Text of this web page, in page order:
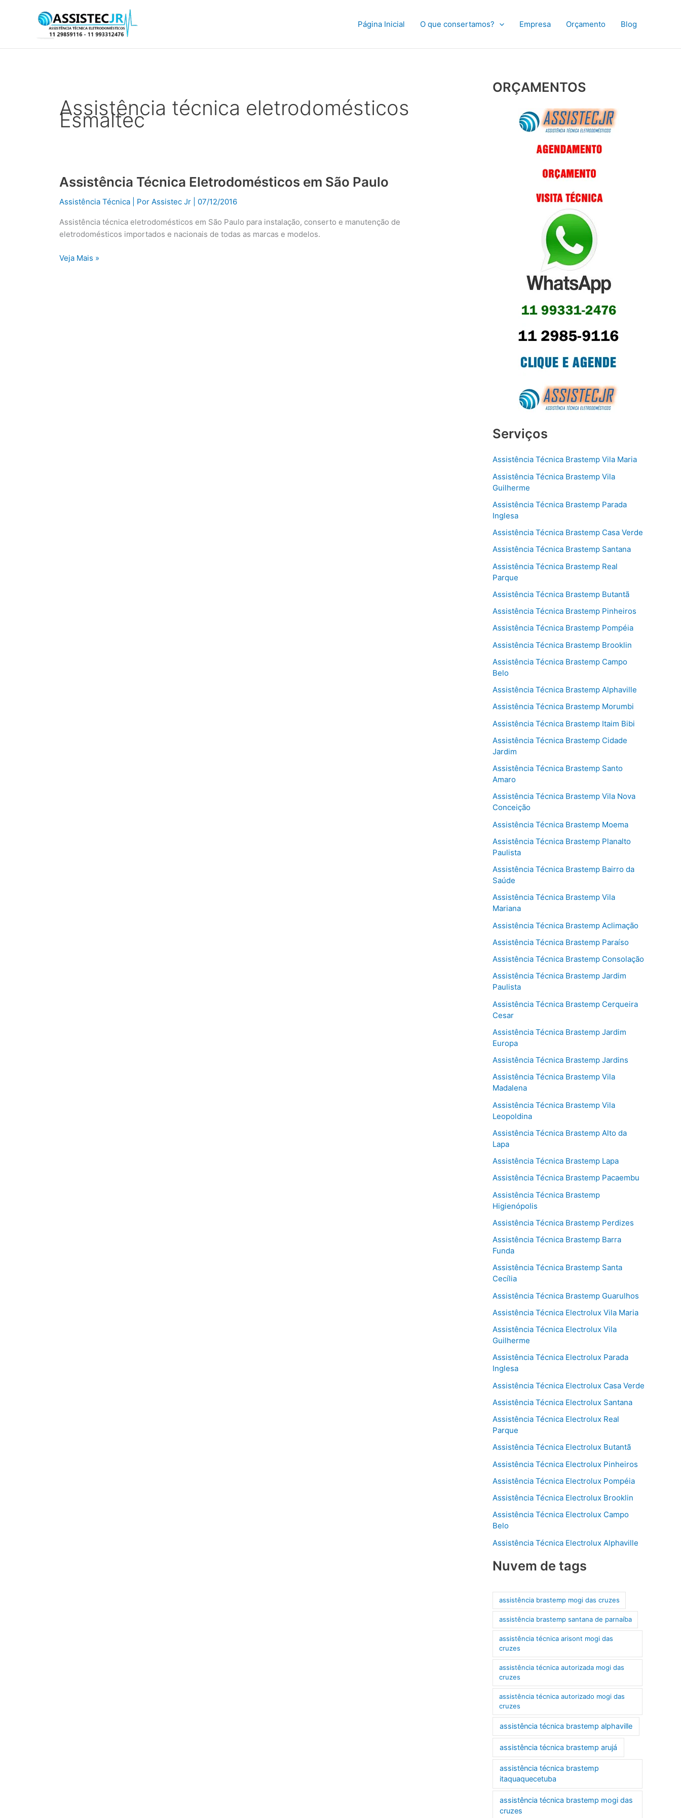
Página Inicial O que consertamos? Empresa Orçamento Blog
Assistência técnica eletrodomésticos
Esmaltec
Assistência Técnica Eletrodomésticos em São Paulo
Assistência Técnica | Por Assistec Jr 07/12/2016
Assistência técnica eletrodomésticos em São Paulo para instalação, conserto e manutenção de
eletrodomésticos importados e nacionais de todas as marcas e modelos.
Assistência
Eletrodomésticos
São
Paulo
Veja Mais »
ORÇAMENTOS
Serviços
Assistência Técnica Brastemp Vila Maria
Assistência Técnica Brastemp Vila
Guilherme
Assistência Técnica Brastemp Parada
Inglesa
Assistência Técnica Brastemp Casa Verde
Assistência Técnica Brastemp Santana
Assistência Técnica Brastemp Real
Parque
Assistência Técnica Brastemp Butantã
Assistência Técnica Brastemp Pinheiros
Assistência Técnica Brastemp Pompéia
Assistência Técnica Brastemp Brooklin
Assistência Técnica Brastemp Campo
Belo
Assistência Técnica Brastemp Alphaville
Assistência Técnica Brastemp Morumbi
Assistência Técnica Brastemp Itaim Bibi
Assistência Técnica Brastemp Cidade
Jardim
Assistência Técnica Brastemp Santo
Amaro
Assistência Técnica Brastemp Vila Nova
Conceição
Assistência Técnica Brastemp Moema
Assistência Técnica Brastemp Planalto
Paulista
Assistência Técnica Brastemp Bairro da
Saúde
Assistência Técnica Brastemp Vila
Mariana
Assistência Técnica Brastemp Aclimação
Assistência Técnica Brastemp Paraíso
Assistência Técnica Brastemp Consolação
Assistência Técnica Brastemp Jardim
Paulista
Assistência Técnica Brastemp Cerqueira
Cesar
Assistência Técnica Brastemp Jardim
Europa
Assistência Técnica Brastemp Jardins
Assistência Técnica Brastemp Vila
Madalena
Assistência Técnica Brastemp Vila
Leopoldina
Assistência Técnica Brastemp Alto da
Lapa
Assistência Técnica Brastemp Lapa
Assistência Técnica Brastemp Pacaembu
Assistência Técnica Brastemp
Higienópolis
Assistência Técnica Brastemp Perdizes
Assistência Técnica Brastemp Barra
Funda
Assistência Técnica Brastemp Santa
Cecília
Assistência Técnica Brastemp Guarulhos
Assistência Técnica Electrolux Vila Maria
Assistência Técnica Electrolux Vila
Guilherme
Assistência Técnica Electrolux Parada
Inglesa
Assistência Técnica Electrolux Casa Verde
Assistência Técnica Electrolux Santana
Assistência Técnica Electrolux Real
Parque
Assistência Técnica Electrolux Butantã
Assistência Técnica Electrolux Pinheiros
Assistência Técnica Electrolux Pompéia
Assistência Técnica Electrolux Brooklin
Assistência Técnica Electrolux Campo
Belo
Assistência Técnica Electrolux Alphaville
Nuvem de tags
assistência brastemp mogi das cruzes
assistência brastemp santana de parnaíba
assistência técnica arisont mogi das
cruzes
assistência técnica autorizada mogi das
cruzes
assistência técnica autorizado mogi das
cruzes
assistência técnica brastemp alphaville
assistência técnica brastemp arujá
assistência técnica brastemp
itaquaquecetuba
assistência técnica brastemp mogi das
cruzes